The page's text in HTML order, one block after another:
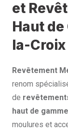
et
Haut de
la-Croix
Revêtement
renom
de
haut de gamme
moulures et